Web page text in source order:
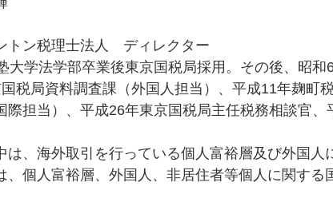
トン税理士法人 ディレクター
大学法学部卒業後東京国税局採用。その後、昭
税局資料調査課（外国人担当）、平成11年麹町
際担当）、平成26年東京国税局主任税務相談官
は、海外取引を行っている個人富裕層及び外国
、個人富裕層、外国人、非居住者等個人に関す